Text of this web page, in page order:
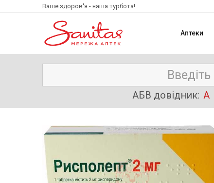
Ваше здоров'я - наша турбота!
Аптеки
АБВ довідник: А